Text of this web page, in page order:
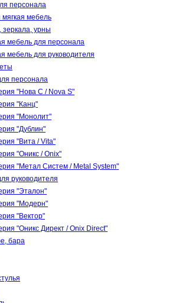
персонала
мебель
зеркала, урны
мебель для персонала
мебель для руководителя
персонала
"Нова С / Nova S"
"Канц"
"Монолит"
"Дублин"
"Вита / Vita"
"Оникс / Onix"
"Метал Систем / Metal System"
руководителя
"Эталон"
"Модерн"
"Вектор"
"Оникс Директ / Onix Direct"
бара